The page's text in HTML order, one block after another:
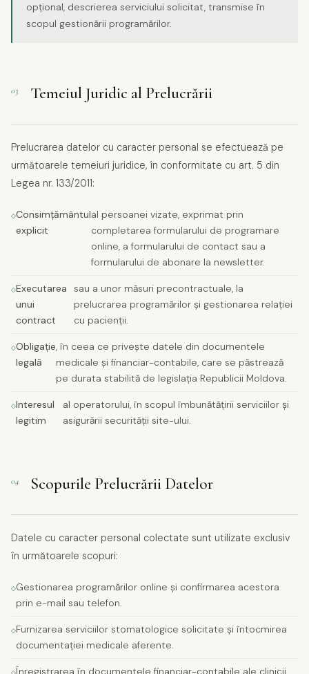
opțional, descrierea serviciului solicitat, transmise în
scopul gestionării programărilor.
03 Temeiul Juridic al Prelucrării
Prelucrarea datelor cu caracter personal se efectuează pe
următoarele temeiuri juridice, în conformitate cu art. 5 din
Legea nr. 133/2011:
Consimțământul
explicit
al persoanei vizate, exprimat prin
completarea formularului de programare
online, a formularului de contact sau a
formularului de abonare la newsletter.
Executarea
unui
contract
sau a unor măsuri precontractuale, la
prelucrarea programărilor și gestionarea relației
cu pacienții.
Obligație
legală
, în ceea ce privește datele din documentele
medicale și financiar-contabile, care se păstrează
pe durata stabilită de legislația Republicii Moldova.
Interesul
legitim
al operatorului, în scopul îmbunătățirii serviciilor și
asigurării securității site-ului.
04 Scopurile Prelucrării Datelor
Datele cu caracter personal colectate sunt utilizate exclusiv
în următoarele scopuri:
Gestionarea programărilor online și confirmarea acestora
prin e-mail sau telefon.
Furnizarea serviciilor stomatologice solicitate și întocmirea
documentației medicale aferente.
Înregistrarea în documentele financiar-contabile ale clinicii,